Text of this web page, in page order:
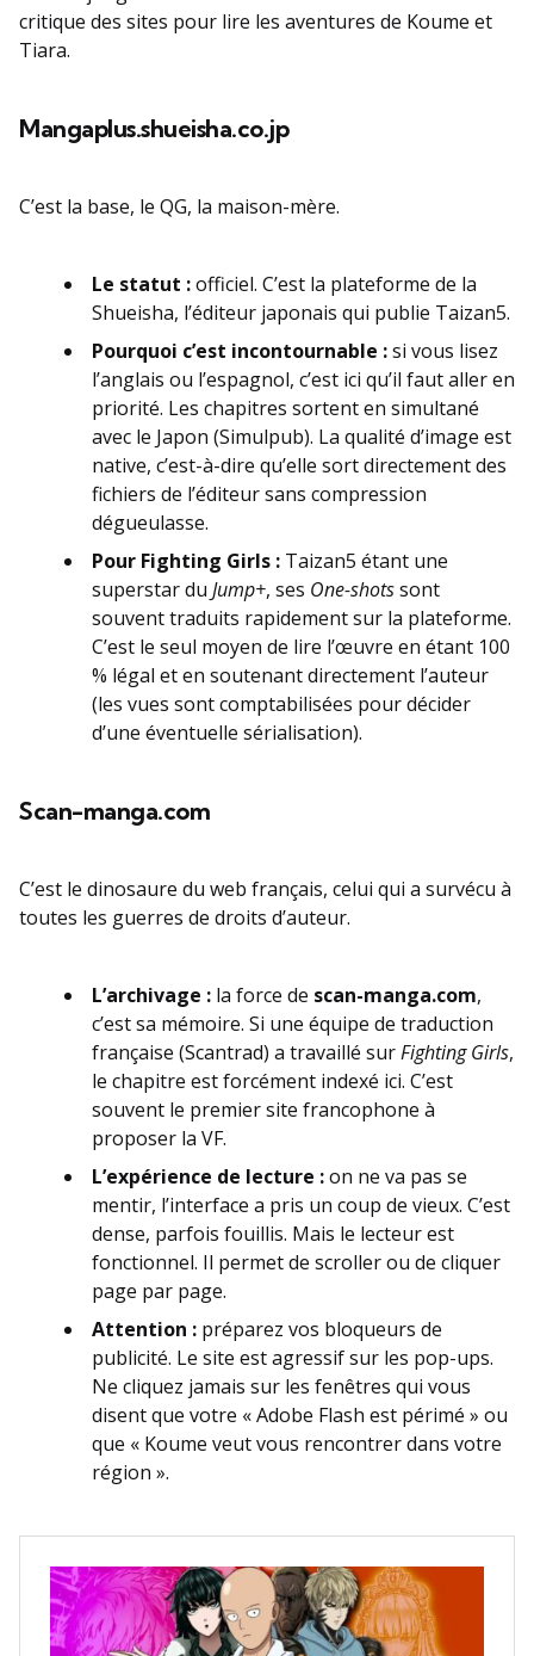
critique des sites pour lire les aventures de Koume et
Tiara.
Mangaplus.shueisha.co.jp
C’est la base, le QG, la maison-mère.
Le statut :officiel. C’est la plateforme de la
Shueisha, l’éditeur japonais qui publie Taizan5.
Pourquoi c’est incontournable :si vous lisez
l’anglais ou l’espagnol, c’est ici qu’il faut aller en
priorité. Les chapitres sortent en simultané
avec le Japon (Simulpub). La qualité d’image est
native, c’est-à-dire qu’elle sort directement des
fichiers de l’éditeur sans compression
dégueulasse.
Pour Fighting Girls : Taizan5 étant une
superstar du Jump+, ses One-shotssont
souvent traduits rapidement sur la plateforme.
C’est le seul moyen de lire l’œuvre en étant 100
% légal et en soutenant directement l’auteur
(les vues sont comptabilisées pour décider
d’une éventuelle sérialisation).
Scan-manga.com
C’est le dinosaure du web français, celui qui a survécu à
toutes les guerres de droits d’auteur.
L’archivage : la force de scan-manga.com,
c’est sa mémoire. Si une équipe de traduction
française (Scantrad) a travaillé surFighting Girls,
le chapitre est forcément indexé ici. C’est
souvent le premier site francophone à
proposer la VF.
L’expérience de lecture :on ne va pas se
mentir, l’interface a pris un coup de vieux. C’est
dense, parfois fouillis. Mais le lecteur est
fonctionnel. Il permet de scroller ou de cliquer
page par page.
Attention : préparez vos bloqueurs de
publicité. Le site est agressif sur les pop-ups.
Ne cliquez jamais sur les fenêtres qui vous
disent que votre « Adobe Flash est périmé » ou
que « Koume veut vous rencontrer dans votre
région ».